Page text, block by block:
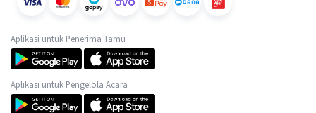
Aplikasi untuk Penerima Tamu
Aplikasi untuk Pengelola Acara